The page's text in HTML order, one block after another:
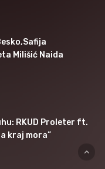
Milišić Naida
RKUD Proleter ft.
kraj mora”